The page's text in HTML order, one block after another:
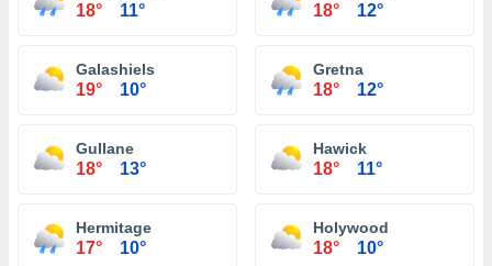
18° 11° 18° 12°
Galashiels
19° 10°
Gretna
18° 12°
Gullane
18° 13°
Hawick
18° 11°
Hermitage
17° 10°
Holywood
18° 10°